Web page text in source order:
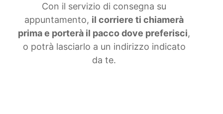
Con il servizio di consegna su
appuntamento, il corriere ti chiamerà
prima e porterà il pacco dove preferisci,
o potrà lasciarlo a un indirizzo indicato
da te.